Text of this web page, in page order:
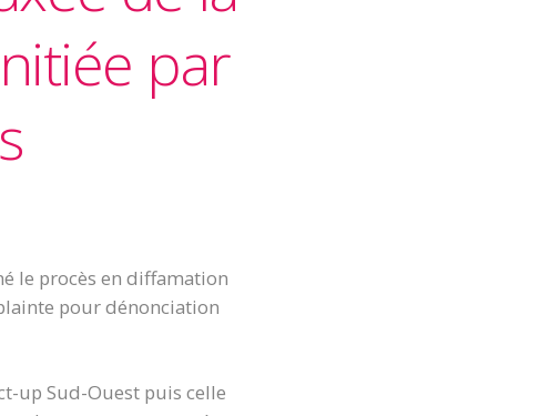
par
le procès en diffamation
pour dénonciation
up Sud-Ouest puis celle